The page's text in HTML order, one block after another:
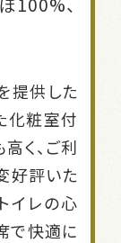
提供した
化粧室付
く、ご利
好評いた
イレの心
で快適に